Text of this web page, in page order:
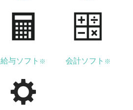
給与ソフト ※ 会計ソフト ※